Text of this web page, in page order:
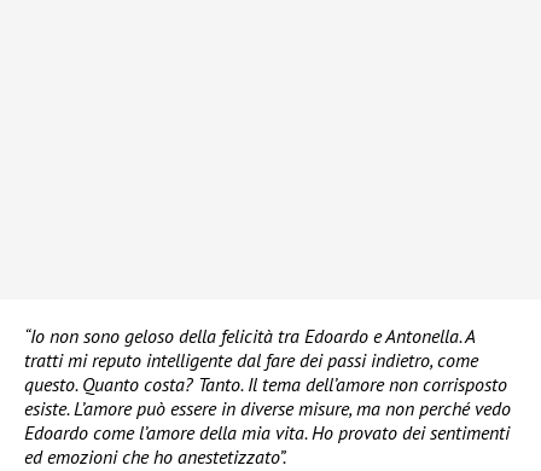
“Io non sono geloso della felicità tra Edoardo e Antonella. A
tratti mi reputo intelligente dal fare dei passi indietro, come
questo. Quanto costa? Tanto. Il tema dell’amore non corrisposto
esiste. L’amore può essere in diverse misure, ma non perché vedo
Edoardo come l’amore della mia vita. Ho provato dei sentimenti
ed emozioni che ho anestetizzato”.